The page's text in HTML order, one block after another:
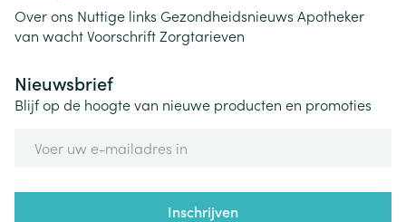
Over ons Nuttige links Gezondheidsnieuws Apotheker
van wachtVoorschriftZorgtarieven
Nieuwsbrief
Blijf op de hoogte van nieuwe producten en promoties
Inschrijven